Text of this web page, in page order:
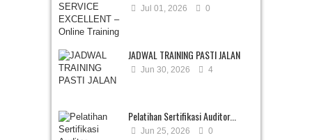
Jul 01, 2026 0
JADWAL TRAINING PASTI JALAN
Jun 30, 2026 4
Pelatihan Sertifikasi Auditor...
Jun 25, 2026 0